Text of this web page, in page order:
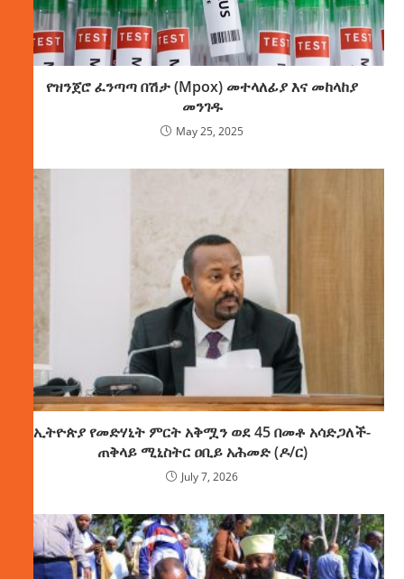
የዝንጀሮ ፈንጣጣ በሽታ (Mpox) መተላለፊያ እና መከላከያ
መንገዱ
May 25, 2025
ኢትዮጵያ የመድሃኒት ምርት አቅሟን ወደ 45 በመቶ አሳድጋለች-
ጠቅላይ ሚኒስትር ዐቢይ አሕመድ (ዶ/ር)
July 7, 2026